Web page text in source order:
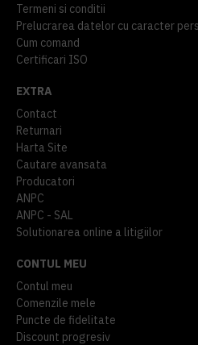
Termeni si conditii
Prelucrarea datelor cu caracter
Cum comand
Certificari ISO
EXTRA
Contact
Returnari
Harta Site
Cautare avansata
Producatori
ANPC
ANPC - SAL
Solutionarea online a litigiilor
CONTUL MEU
Contul meu
Comenzile mele
Puncte de fidelitate
Discount progresiv